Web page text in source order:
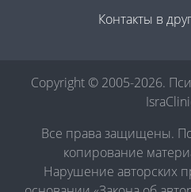
Контакты в
Copyright © 2005-2026.
Все права защищены.
копирование
Нарушение авторских